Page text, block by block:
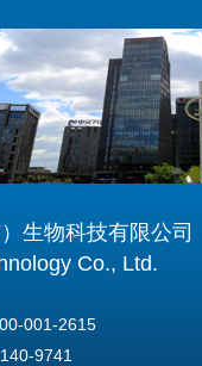
生物科技有限公司
Co., Ltd.
001-2615
9741